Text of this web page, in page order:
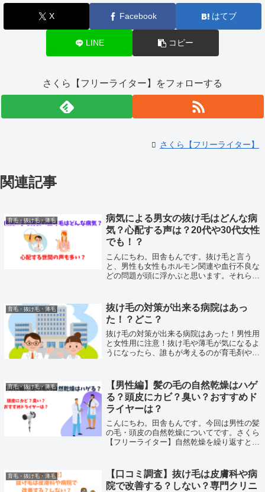
X Facebook はてブ
LINE コピー
さくら【フリーライター】をフォローする
さくら【フリーライター】
関連記事
育毛・抜け毛・薄毛
病気による男女の抜け毛はどんな病
気？心配する声は？20代や30代女性
でも！？
こんにちわ。田舎もんです。抜け毛と言う
と、男性も女性もホルモン関連や血行不良な
どの問題が頭に浮かぶと思います。それらの
に優れた育毛剤や育毛サプリメント、又は医
薬...
育毛・抜け毛・薄毛
抜け毛の対策が出来る病院はあっ
た！？どこ？
抜け毛の対策が出来る病院はあった！男性用
と女性用に注意！抜け毛や薄毛が気になるよ
うになったら、誰もが考えるのが育毛剤や発
られなかった！で終わるケースが多いで
す！...
育毛・抜け毛・薄毛
【男性編】髪の毛の自然乾燥はハゲ
る？頭皮にカビ？臭い？おすすめド
ライヤーは？
こんにちわ。田舎もんです。今回は男性の髪
の毛・頭皮の自然乾燥についてです。さくら
【フリーライター】自然乾燥を繰り返すと頭
か？を紹介します。【短髪も対象！】男性の
自...
育毛・抜け毛・薄毛
【口コミ調査】抜け毛は皮膚科や病
院で改善する？しない？専門クリニ